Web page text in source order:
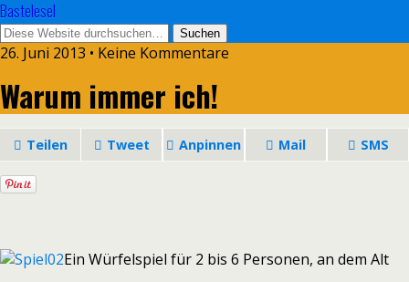
Bastelesel
26. Juni 2013 • Keine Kommentare
Warum immer ich!
Teilen Tweet Anpinnen Mail SMS
Ein Würfelspiel für 2 bis 6 Personen, an dem Alt